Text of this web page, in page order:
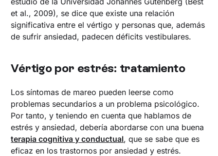
et al., 2009), se dice que existe una relación
significativa entre el vértigo y personas que, además
de sufrir ansiedad, padecen déficits vestibulares.
Vértigo por estrés: tratamiento
Los síntomas de mareo pueden leerse como
problemas secundarios a un problema psicológico.
Por tanto, y teniendo en cuenta que hablamos de
estrés y ansiedad, debería abordarse con una buena
terapia cognitiva y conductual, que se sabe que es
eficaz en los trastornos por ansiedad y estrés.